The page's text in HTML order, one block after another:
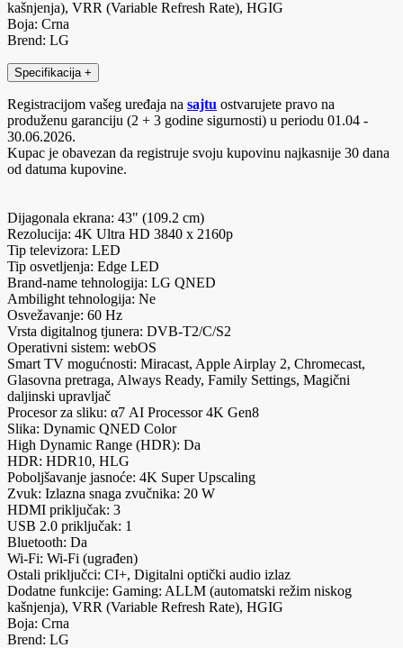
kašnjenja), VRR (Variable Refresh Rate), HGIG
Boja: Crna
Brend: LG
Specifikacija +
Registracijom vašeg uređaja na sajtu ostvarujete pravo na
produženu garanciju (2 + 3 godine sigurnosti) u periodu 01.04 -
30.06.2026.
Kupac je obavezan da registruje svoju kupovinu najkasnije 30 dana
od datuma kupovine.
Dijagonala ekrana: 43" (109.2 cm)
Rezolucija: 4K Ultra HD 3840 x 2160p
Tip televizora: LED
Tip osvetljenja: Edge LED
Brand-name tehnologija: LG QNED
Ambilight tehnologija: Ne
Osvežavanje: 60 Hz
Vrsta digitalnog tjunera: DVB-T2/C/S2
Operativni sistem: webOS
Smart TV mogućnosti: Miracast, Apple Airplay 2, Chromecast,
Glasovna pretraga, Always Ready, Family Settings, Magični
daljinski upravljač
Procesor za sliku: α7 AI Processor 4K Gen8
Slika: Dynamic QNED Color
High Dynamic Range (HDR): Da
HDR: HDR10, HLG
Poboljšavanje jasnoće: 4K Super Upscaling
Zvuk: Izlazna snaga zvučnika: 20 W
HDMI priključak: 3
USB 2.0 priključak: 1
Bluetooth: Da
Wi-Fi: Wi-Fi (ugrađen)
Ostali priključci: CI+, Digitalni optički audio izlaz
Dodatne funkcije: Gaming: ALLM (automatski režim niskog
kašnjenja), VRR (Variable Refresh Rate), HGIG
Boja: Crna
Brend: LG